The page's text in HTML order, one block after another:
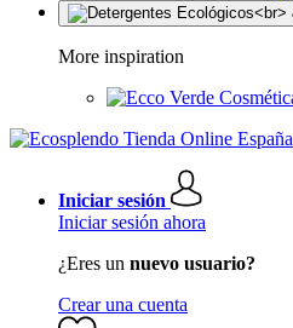
More inspiration
Iniciar sesión
Iniciar sesión ahora
¿Eres un nuevo usuario?
Crear una cuenta